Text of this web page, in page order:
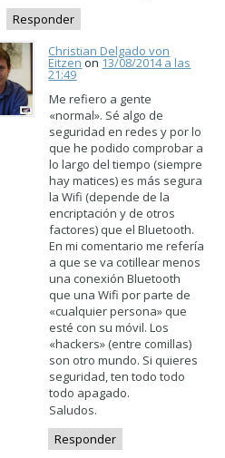
Responder
Christian Delgado von
Eitzenon13/08/2014 a las
21:49
Me refiero a gente
«normal». Sé algo de
seguridad en redes y por lo
que he podido comprobar a
lo largo del tiempo (siempre
hay matices) es más segura
la Wifi (depende de la
encriptación y de otros
factores) que el Bluetooth.
En mi comentario me refería
a que se va cotillear menos
una conexión Bluetooth
que una Wifi por parte de
«cualquier persona» que
esté con su móvil. Los
«hackers» (entre comillas)
son otro mundo. Si quieres
seguridad, ten todo todo
todo apagado.
Saludos.
Responder